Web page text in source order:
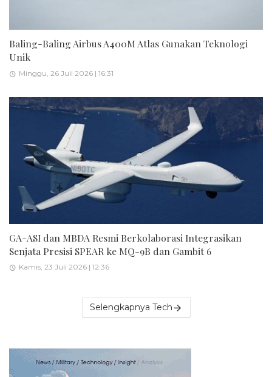
Baling-Baling Airbus A400M Atlas Gunakan Teknologi
Unik
Minggu, 26 Juli 2026 | 16:31
GA-ASI dan MBDA Resmi Berkolaborasi Integrasikan
Senjata Presisi SPEAR ke MQ-9B dan Gambit 6
Kamis, 23 Juli 2026 | 12:36
Selengkapnya Tech